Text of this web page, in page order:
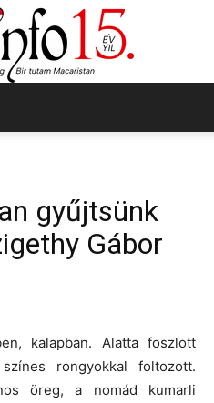
gyűjtsünk
Gábor
kalapban. Alatta foszlott
rongyokkal foltozott.
öreg, a nomád kumarli